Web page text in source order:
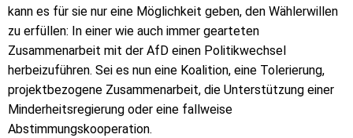
kann es für sie nur eine Möglichkeit geben, den Wählerwillen
zu erfüllen: In einer wie auch immer gearteten
Zusammenarbeit mit der AfD einen Politikwechsel
herbeizuführen. Sei es nun eine Koalition, eine Tolerierung,
projektbezogene Zusammenarbeit, die Unterstützung einer
Minderheitsregierung oder eine fallweise
Abstimmungskooperation.